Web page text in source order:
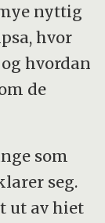
nyttig
hvor
hvordan
de
som
seg.
ut av hiet